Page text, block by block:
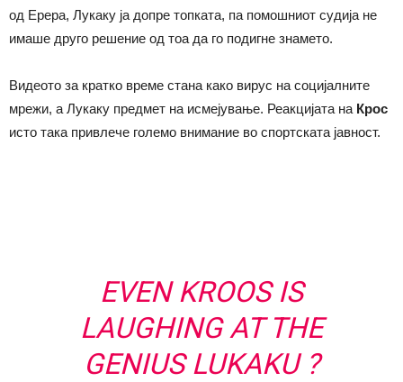
од Ерера, Лукаку ја допре топката, па помошниот судија не
имаше друго решение од тоа да го подигне знамето.
Видеото за кратко време стана како вирус на социјалните
мрежи, а Лукаку предмет на исмејување. Реакцијата на Крос
исто така привлече големо внимание во спортската јавност.
EVEN KROOS IS
LAUGHING AT THE
GENIUS LUKAKU ?